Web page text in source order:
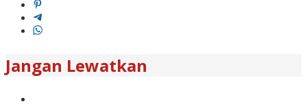
Jangan Lewatkan